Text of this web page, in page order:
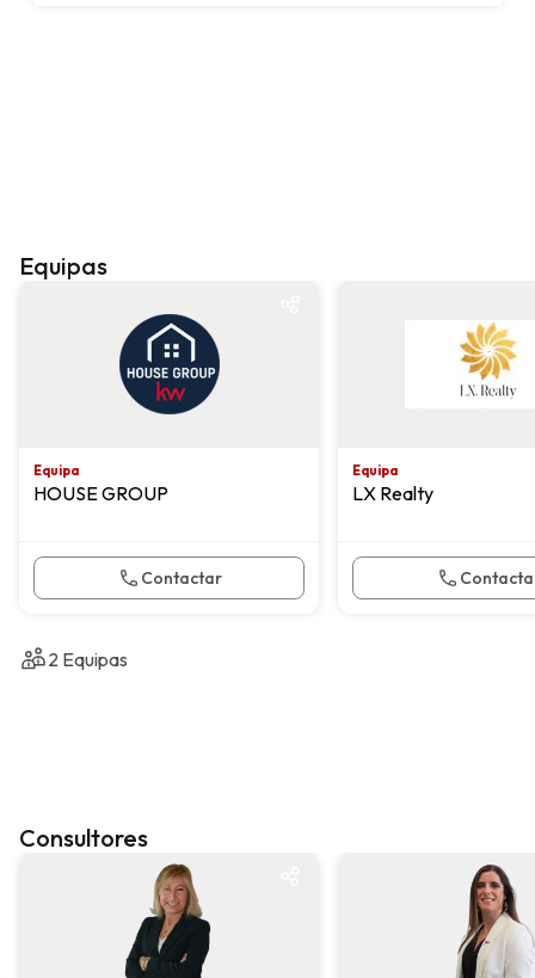
Equipas
Equipa
HOUSE GROUP
Contactar
Equipa
LX Realty
2 Equipas
Consultores